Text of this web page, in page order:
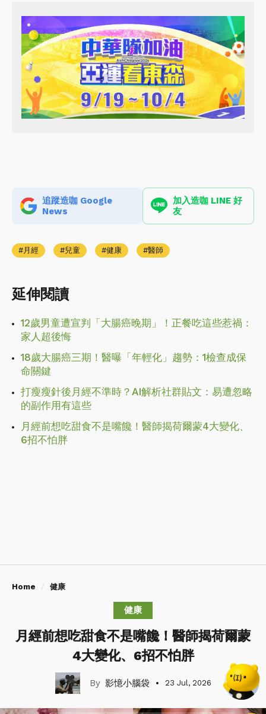
追蹤造咖 Google
News
加入造咖 LINE 好
友
月經 兒童 健康 醫師
延伸閱讀
12歲男童遭宣判「大腸癌晚期」！正餐吃這些惹禍：
家人超後悔
18歲大腸癌三期！醫曝「年輕化」趨勢：1檢查成保
命關鍵
打瘦瘦針後月經不準時？AI解析社群貼文：易遭忽略
的副作用有這些
月經前想吃甜食不是嘴饞！醫師揭荷爾蒙4大變化、
6招不怕胖
Home 健康
健康
月經前想吃甜食不是嘴饞！醫師揭荷爾蒙
4大變化、6招不怕胖
影憶小腦袋 23 Jul, 2026